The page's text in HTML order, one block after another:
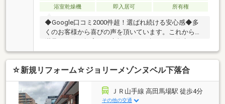
浴室乾燥機
即入居可 所有権
◆Google口コミ2000件超！選ばれ続ける安心感◆多
くのお客様から喜びの声を頂いています。これからも
す。◆購入はゴールではなく幸せな未来へのスタート
◆住み始めてからの不安や悩みも、TOHO HOUSE
CLUBが将来サポート。お客様一人ひとりの安心を守る
ため、いつもずっと人生に寄り添い、豊かな未来を支
え続けます。◆ローン相談大歓迎！頭金0円からの購
入も可能◆将来のライフイベントを見据え、無理のな
☆新規リフォーム☆ジョリーメゾンヌベル下落合
ＪＲ山手線 高田馬場駅 徒歩4分
その他の交通